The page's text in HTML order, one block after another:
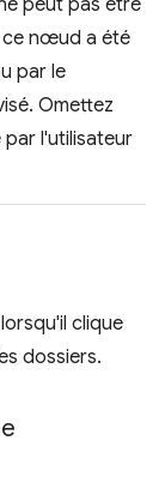
peut pas être
ce nœud a été
par le
Omettez
l'utilisateur
clique
dossiers.